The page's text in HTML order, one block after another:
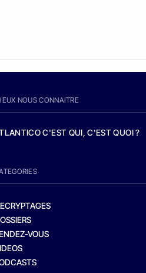
NOUS CONNAITRE
C'EST QUI, C'EST QUOI ?
VOUS